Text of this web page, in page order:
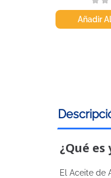
Añadir
¿Qué
El Aceite de